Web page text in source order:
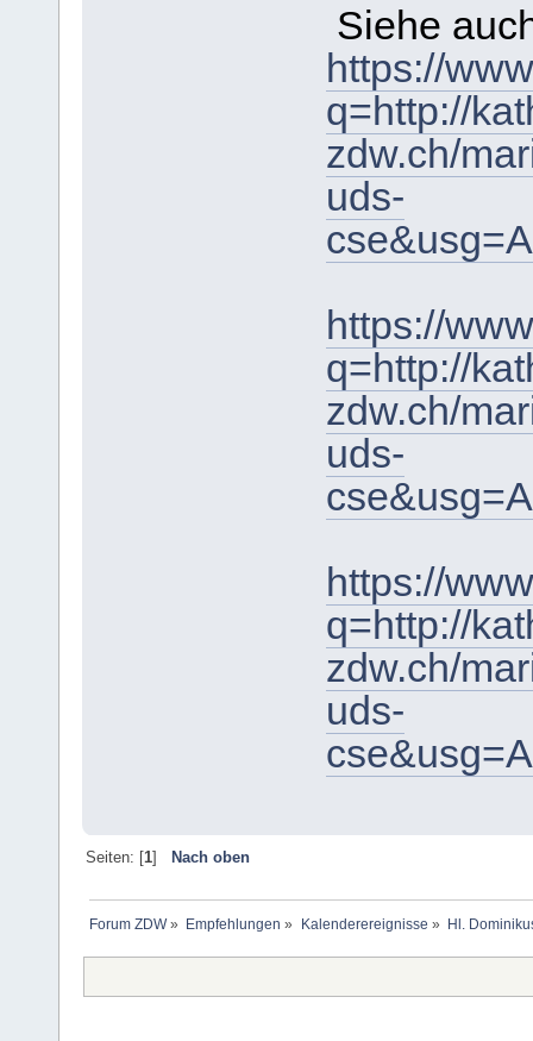
Siehe
https://
q=http://
zdw.ch/
uds-
https://
q=http://
zdw.ch/
uds-
https://
q=http://
zdw.ch/
uds-
Seiten: [1] Nach oben
Forum ZDW» Empfehlungen » Kalenderereignisse » Hl.